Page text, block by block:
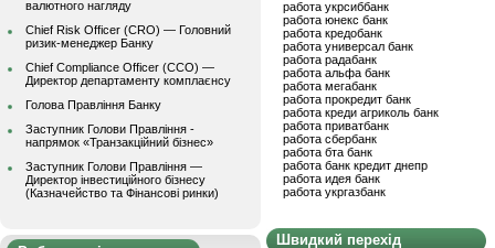
валютного нагляду
Chief Risk Officer (CRO) — Головний
ризик-менеджер Банку
Chief Compliance Officer (CCO) —
Директор департаменту комплаєнсу
Голова Правління Банку
Заступник Голови Правління -
напрямок «Транзакційний бізнес»
Заступник Голови Правління —
Директор інвестиційного бізнесу
(Казначейство та Фінансові ринки)
работа укрсиббанк
работа юнекс банк
работа кредобанк
работа универсал банк
работа радабанк
работа альфа банк
работа мегабанк
работа прокредит банк
работа креди агриколь банк
работа приватбанк
работа сбербанк
работа бта банк
работа банк кредит днепр
работа идея банк
работа укргазбанк
Швидкий перехід